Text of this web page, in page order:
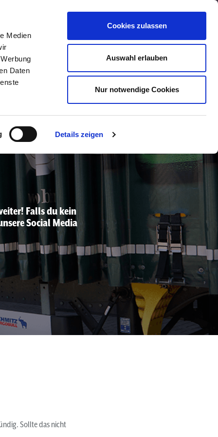
Medien
Daten
Details zeigen
Cookies zulassen
Auswahl erlauben
Nur notwendige Cookies
Kontakt
Marken & Produkte Mitmachen
Falls du kein
Social Media
Sollte das nicht